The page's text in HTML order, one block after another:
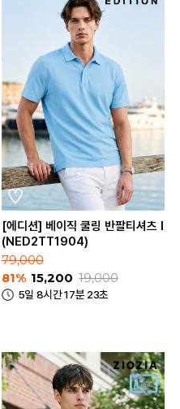
[에디션] 베이직 쿨링 반팔티셔츠 I
(NED2TT1904)
79,000
81% 15,200 19,000
5일 8시간 17분 23초